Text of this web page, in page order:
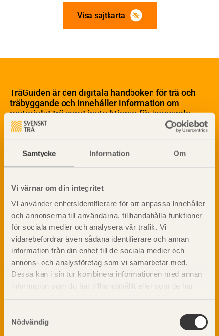
Samtycke Information Om
Vi värnar om din integritet
Vi använder enhetsidentifierare för att anpassa innehållet
och annonserna till användarna, tillhandahålla funktioner
för sociala medier och analysera vår trafik. Vi
vidarebefordrar även sådana identifierare och annan
information från din enhet till de sociala medier och
annons- och analysföretag som vi samarbetar med.
Dessa kan i sin tur kombinera informationen med annan
information som du har tillhandahållit eller som de har
Nödvändig
Visa sajtkarta
Skogsbruk
Barrträdets uppbyggnad
Träets egenskaper och kvalitet
Träbaserade produkter
Byggfysik
Fukt
Värmeisolering och lufttäthet
Ljud
Brandsäkerhet
Brandsäkerhet
Byggnadsklasser och verksamhetsklasser
Brandförlopp i byggnader
Detaljlösningar
TräGuiden är den digitala handboken för trä och
träbyggande och innehåller information om
materialet trä samt instruktioner för byggande
med trä.
Dela på
Prenumerera på TräGuidens nyhetsbrev!